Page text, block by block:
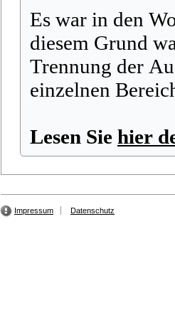
Es war in den
diesem Grund
Trennung der
einzelnen
Lesen Sie hier
Impressum Datenschutz